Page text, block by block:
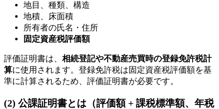
地目、種類、構造
地積、床面積
所有者の氏名・住所
固定資産税評価額
評価証明書は、 相続登記や不動産売買時の登録免許税計
算に使用されます。登録免許税は固定資産税評価額を基
準に計算されるため、評価証明書が必要です。
(2) 公課証明書とは（評価額 + 課税標準額、年税